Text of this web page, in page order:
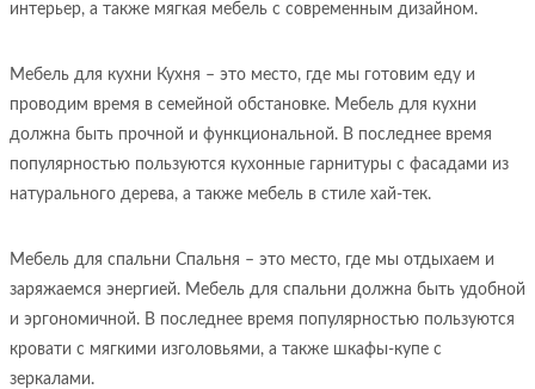
интерьер, а также мягкая мебель с современным дизайном.
Мебель для кухни Кухня – это место, где мы готовим еду и
проводим время в семейной обстановке. Мебель для кухни
должна быть прочной и функциональной. В последнее время
популярностью пользуются кухонные гарнитуры с фасадами из
натурального дерева, а также мебель в стиле хай-тек.
Мебель для спальни Спальня – это место, где мы отдыхаем и
заряжаемся энергией. Мебель для спальни должна быть удобной
и эргономичной. В последнее время популярностью пользуются
кровати с мягкими изголовьями, а также шкафы-купе с
зеркалами.